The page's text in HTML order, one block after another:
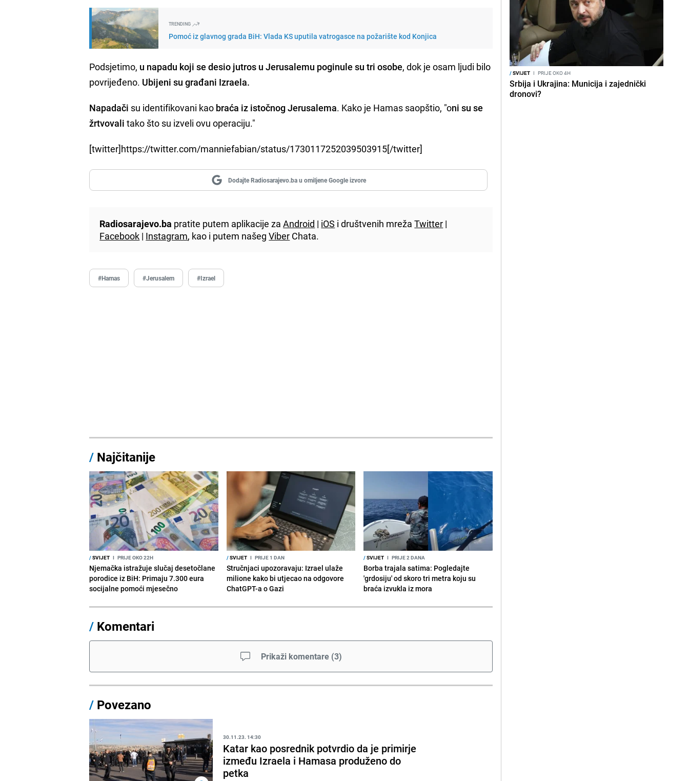
TRENDING
Pomoć iz glavnog grada BiH: Vlada KS uputila vatrogasce na požarište kod Konjica
Podsjetimo, u napadu koji se desio jutros u Jerusalemu poginule su tri osobe, dok je osam ljudi bilo
povrijeđeno. Ubijeni su građani Izraela.
Napadači su identifikovani kao braća iz istočnog Jerusalema. Kako je Hamas saopštio, "oni su se
žrtvovali tako što su izveli ovu operaciju."
[twitter]https://twitter.com/manniefabian/status/1730117252039503915[/twitter]
Dodajte Radiosarajevo.ba u omiljene Google izvore
Radiosarajevo.ba pratite putem aplikacije zaAndroid | iOS i društvenih mrežaTwitter |
Facebook | Instagram, kao i putem našegViber Chata.
#Hamas #Jerusalem #Izrael
/ Najčitanije
/SVIJET I PRIJE OKO 22H
Njemačka istražuje slučaj desetočlane
porodice iz BiH: Primaju 7.300 eura
socijalne pomoći mjesečno
/SVIJET I PRIJE 1 DAN
Stručnjaci upozoravaju: Izrael ulaže
milione kako bi utjecao na odgovore
ChatGPT-a o Gazi
/SVIJET I PRIJE 2 DANA
Borba trajala satima: Pogledajte
'grdosiju' od skoro tri metra koju su
braća izvukla iz mora
/ Komentari
Prikaži komentare (3)
/ Povezano
30.11.23. 14:30
Katar kao posrednik potvrdio da je primirje
između Izraela i Hamasa produženo do
petka
/SVIJET I PRIJE OKO 4H
Srbija i Ukrajina: Municija i zajednički
dronovi?